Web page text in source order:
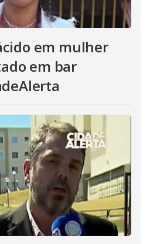
em mulher
em bar